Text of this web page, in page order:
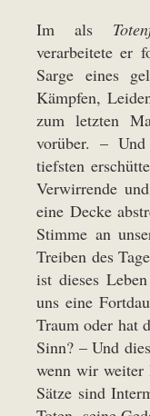
Im als
verarbeitete er
Sarge eines
Kämpfen,
zum letzten
vorüber. –
tiefsten
Verwirrende
eine Decke
Stimme an
Treiben des
ist dieses
uns eine
Traum oder hat
Sinn? – Und
wenn wir weiter
Sätze sind